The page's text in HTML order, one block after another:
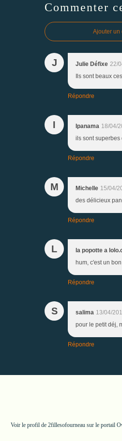
Commenter
Ajouter un
J Julie Défixe 22/
Ils sont beaux
Répondre
I Ipanama 18/04/
ils sont superbes
Répondre
M Michelle 15/04/
des délicieux
Répondre
L la popotte a
hum, c'est un
Répondre
S salima 13/04/
pour le petit déj,
Répondre
Voir le profil de 2fillesofourneau sur le portail